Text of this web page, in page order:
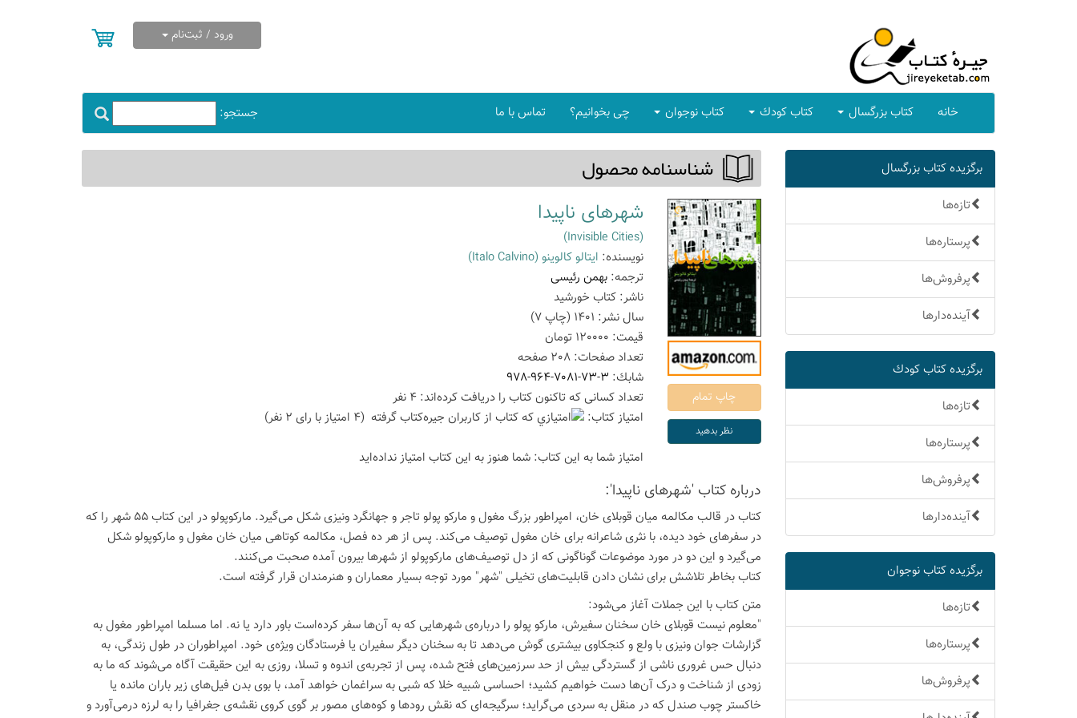
ورود / ثبت‌نام
جستجو: خانه كتاب بزرگسال كتاب كودك كتاب نوجوان چی بخوانیم؟ تماس با ما
برگزیده كتاب بزرگسال
تازه‌ها
پرستاره‌ها
پرفروش‌ها
آینده‌دارها
برگزیده كتاب كودك
تازه‌ها
پرستاره‌ها
پرفروش‌ها
آینده‌دارها
برگزیده كتاب نوجوان
تازه‌ها
پرستاره‌ها
پرفروش‌ها
شناسنامه محصول
شهرهای ناپیدا
(Invisible Cities)
نویسنده: ایتالو کالوینو (Italo Calvino)
ترجمه: بهمن رئیسی
ناشر: کتاب خورشید
سال نشر: 1401 (چاپ7
)
قیمت: 120000 تومان
تعداد صفحات: 208 صفحه
شابك: 978-964-7081-73-3
تعداد كسانی كه تاكنون كتاب را دریافت كرده‌اند: 4 نفر
امتیاز كتاب:
(4 امتیاز با رای 2 نفر)
امتیاز شما به این كتاب: شما هنوز به این كتاب امتیاز نداده‌اید
درباره كتاب 'شهرهای ناپیدا':
کتاب در قالب مکالمه میان قوبلای خان، امپراطور بزرگ مغول و مارکو پولو تاجر و جهانگرد ونیزی شکل می‌گیرد. مارکوپولو در این کتاب 55 شهر را که
در سفرهای خود دیده، با نثری شاعرانه برای خان مغول توصیف می‌کند. پس از هر ده فصل، مکالمه کوتاهی میان خان مغول و مارکوپولو شکل
می‌گیرد و این دو در مورد موضوعات گوناگونی که از دل توصیف‌های مارکوپولو از شهرها بیرون آمده صحبت می‌کنند.
کتاب بخاطر تلاشش برای نشان دادن قابلیت‌های تخیلی "شهر" مورد توجه بسیار معماران و هنرمندان قرار گرفته است.
متن کتاب با این جملات آغاز می‌شود:
"معلوم نیست قوبلای خان سخنان سفیرش، مارکو پولو را درباره‌ی شهرهایی که به آن‌ها سفر کرده‌است باور دارد یا نه. اما مسلما امپراطور مغول به
گزارشات جوان ونیزی با ولع و کنجکاوی بیشتری گوش می‌دهد تا به سخنان دیگر سفیران یا فرستادگان ویژه‌ی خود. امپراطوران در طول زندگی، به
دنبال حس غروری ناشی از گستردگی بیش از حد سرزمین‌های فتح شده، پس از تجربه‌ی اندوه و تسلا، روزی به این حقیقت آگاه می‌شوند که ما به
زودی از شناخت و درک آن‌ها دست خواهیم کشید؛ احساسی شبیه خلا که شبی به سراغمان خواهد آمد، با بوی بدن فیل‌های زیر باران مانده یا
خاکستر چوب صندل که در منقل به سردی می‌گراید؛ سرگیجه‌ای که نقش رودها و کوه‌های مصور بر گوی کروی نقشه‌ی جغرافیا را به لرزه درمی‌آورد و